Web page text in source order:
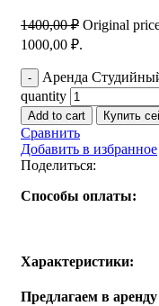
1400,00₽ Original
1000,00 ₽.
Аренда
quantity
Add to cart Купить
Сравнить
Добавить в избранное
Поделиться:
Способы оплаты:
Характеристики:
Предлагаем в